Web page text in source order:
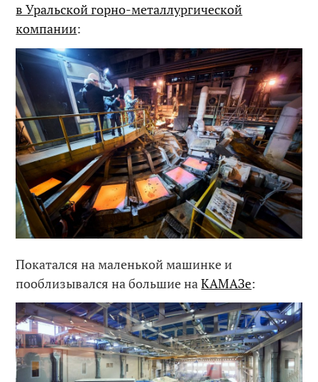
в Уральской горно-металлургической
компании:
Покатался на маленькой машинке и
пооблизывался на большие наКАМАЗе: